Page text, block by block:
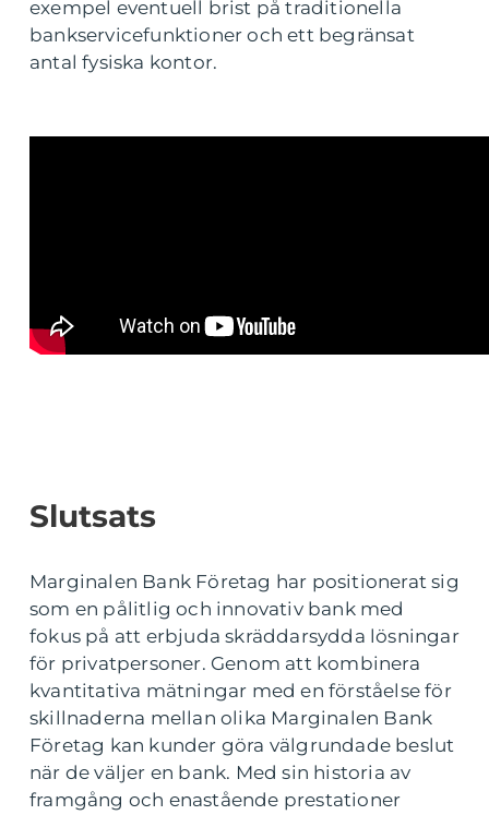
exempel eventuell brist på traditionella
bankservicefunktioner och ett begränsat
antal fysiska kontor.
Slutsats
Marginalen Bank Företag har positionerat sig
som en pålitlig och innovativ bank med
fokus på att erbjuda skräddarsydda lösningar
för privatpersoner. Genom att kombinera
kvantitativa mätningar med en förståelse för
skillnaderna mellan olika Marginalen Bank
Företag kan kunder göra välgrundade beslut
när de väljer en bank. Med sin historia av
framgång och enastående prestationer